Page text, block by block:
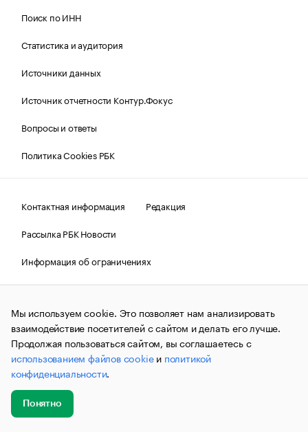
Поиск по ИНН
Статистика и аудитория
Источники данных
Источник отчетности Контур.Фокус
Вопросы и ответы
Политика Cookies РБК
Контактная информация
Редакция
Рассылка РБК Новости
Информация об ограничениях
Правовая информация
О соблюдении авторских прав
© АО «РОСБИЗНЕСКОНСАЛТИНГ»,1995–2026.Сообщения
и материалы информационного агентства «РБК»
(зарегистрировано Федеральной службой по надзору в сфере
связи, информационных технологий и массовых
коммуникаций (Роскомнадзор) 09.12.2015 за номером ИА
№ФС77-63848) сопровождаются пометкой «РБК». Отдельные
публикации могут содержать информацию,
не предназначенную для пользователей
до 18 лет.
Мы используем cookie. Это позволяет нам анализировать
взаимодействие посетителей с сайтом и делать его лучше.
Продолжая пользоваться сайтом, вы соглашаетесь с
использованием файлов cookieи политикой
конфиденциальности.
Понятно